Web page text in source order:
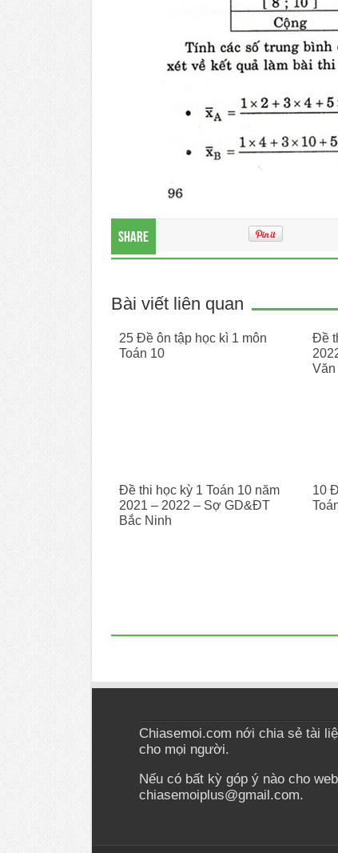
Share
Bài viết liên quan
25 Đề ôn tập học kì 1 môn
Toán 10
Đề
Văn
Đề thi học kỳ 1 Toán 10 năm
2021 – 2022 – Sợ GD&ĐT
Bắc Ninh
10
Chiasemoi.com nới chia sẻ tài
cho mọi người.
Nếu có bất kỳ góp ý nào cho
chiasemoiplus@gmail.com.